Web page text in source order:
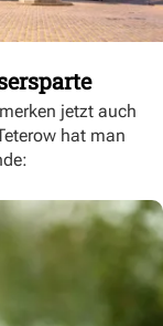
jetzt auch
hat man